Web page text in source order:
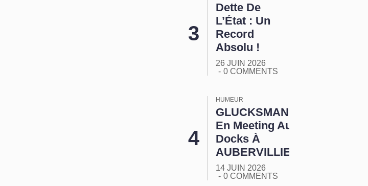
Dette De
L’État : Un
Record
Absolu !
26 JUIN 2026
0 COMMENTS
HUMEUR
GLUCKSMANN
En Meeting Aux
Docks À
AUBERVILLIERS
14 JUIN 2026
0 COMMENTS